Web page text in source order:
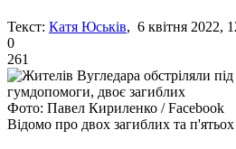
Текст: Катя Юськів, 6 квітня 2022,
0
261
Фото: Павел Кириленко / Facebook
Відомо про двох загиблих та